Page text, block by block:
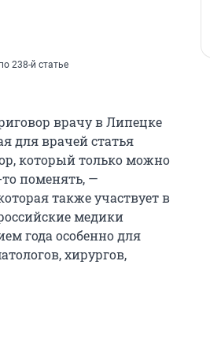
238-й статье
врачу в Липецке
для врачей статья
который только можно
поменять, —
также участвует в
медики
года особенно для
хирургов,